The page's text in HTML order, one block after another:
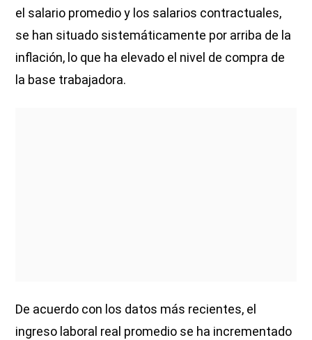
el salario promedio y los salarios contractuales,
se han situado sistemáticamente por arriba de la
inflación, lo que ha elevado el nivel de compra de
la base trabajadora.
De acuerdo con los datos más recientes, el
ingreso laboral real promedio se ha incrementado